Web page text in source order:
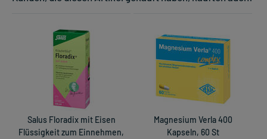
Salus Floradix mit Eisen
Flüssigkeit zum Einnehmen,
Magnesium Verla 400
Kapseln, 60 St